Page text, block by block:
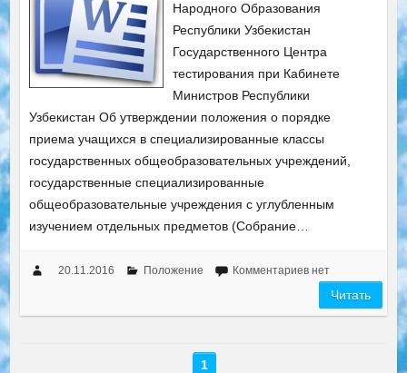
Народного Образования
Республики Узбекистан
Государственного Центра
тестирования при Кабинете
Министров Республики
Узбекистан Об утверждении положения о порядке
приема учащихся в специализированные классы
государственных общеобразовательных учреждений,
государственные специализированные
общеобразовательные учреждения с углубленным
изучением отдельных предметов (Собрание…
20.11.2016 Положение Комментариев нет
Читать
1